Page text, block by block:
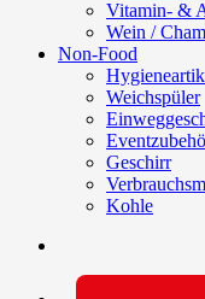
Vitamin- &
Wein /
Non-Food
Weichspüler
Geschirr
Kohle